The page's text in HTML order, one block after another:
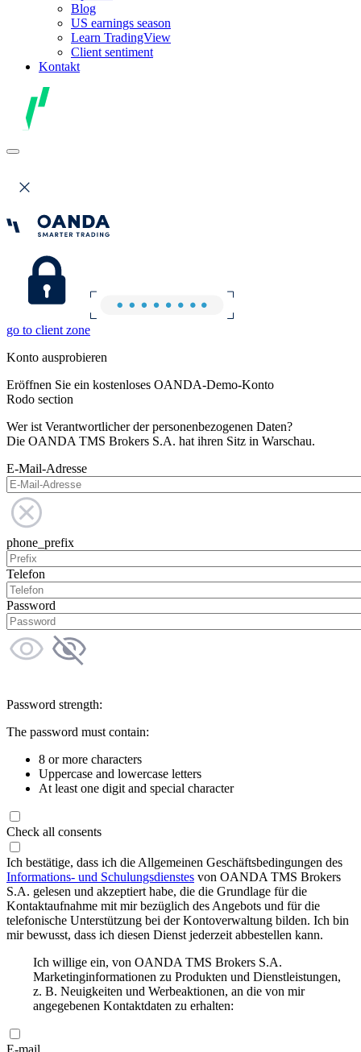
Blog
US earnings season
Learn TradingView
Client sentiment
Kontakt
go to client zone
Konto ausprobieren
Eröffnen Sie ein kostenloses OANDA-Demo-Konto
Rodo section
Wer ist Verantwortlicher der personenbezogenen Daten?
Die OANDA TMS Brokers S.A. hat ihren Sitz in Warschau.
E-Mail-Adresse
phone_prefix
Telefon
Password
Password strength:
The password must contain:
8 or more characters
Uppercase and lowercase letters
At least one digit and special character
Check all consents
Ich bestätige, dass ich die Allgemeinen Geschäftsbedingungen des
Informations- und Schulungsdienstes von OANDA TMS Brokers
S.A. gelesen und akzeptiert habe, die die Grundlage für die
Kontaktaufnahme mit mir bezüglich des Angebots und für die
telefonische Unterstützung bei der Kontoverwaltung bilden. Ich bin
mir bewusst, dass ich diesen Dienst jederzeit abbestellen kann.
Ich willige ein, von OANDA TMS Brokers S.A.
Marketinginformationen zu Produkten und Dienstleistungen,
z. B. Neuigkeiten und Werbeaktionen, an die von mir
angegebenen Kontaktdaten zu erhalten:
E-mail